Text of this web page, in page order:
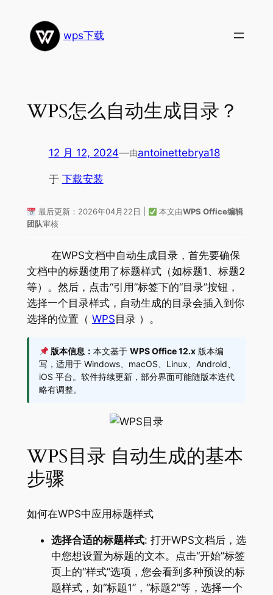
wps下载
WPS怎么自动生成目录？
12 月 12, 2024—由antoinettebrya18
于 下载安装
最后更新：2026年04月22日 | 本文由WPS Office编辑
团队审核
在WPS文档中自动生成目录，首先要确保
文档中的标题使用了标题样式（如标题1、标题2
等）。然后，点击“引用”标签下的“目录”按钮，
选择一个目录样式，自动生成的目录会插入到你
选择的位置（ WPS目录 ）。
版本信息： 本文基于 WPS Office 12.x版本编
写，适用于 Windows、macOS、Linux、Android、
iOS 平台。软件持续更新，部分界面可能随版本迭代
略有调整。
WPS目录 自动生成的基本
步骤
如何在WPS中应用标题样式
选择合适的标题样式: 打开WPS文档后，选
中您想设置为标题的文本。点击“开始”标签
页上的“样式”选项，您会看到多种预设的标
题样式，如“标题1”，“标题2”等，选择一个